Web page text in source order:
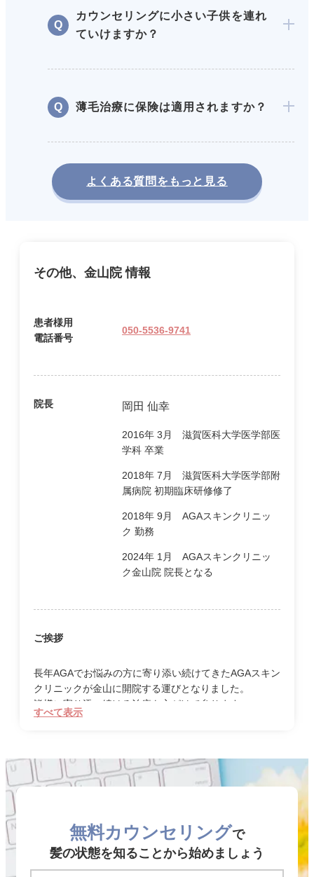
カウンセリングに小さい子供を連れ
ていけますか？
薄毛治療に保険は適用されますか？
よくある質問をもっと見る
その他、金山院 情報
患者様用
電話番号
050-5536-9741
院長 岡田 仙幸
2016年 3月 滋賀医科大学医学部医
学科 卒業
2018年 7月 滋賀医科大学医学部附
属病院 初期臨床研修修了
2018年 9月 AGAスキンクリニッ
ク 勤務
2024年 1月 AGAスキンクリニッ
ク金山院 院長となる
ご挨拶
長年AGAでお悩みの方に寄り添い続けてきたAGAスキン
クリニックが金山に開院する運びとなりました。
皆様に寄り添い続ける治療を心がけて参ります。
2019年にリーブ21が調査した薄毛に関するアンケート
調査(※)によると
「おでこが広くなったと言われた…」
「頭頂部が気になってお辞儀をするのに抵抗がある…」
「親戚に薄毛が多くて自分の将来が不安…」
すべて表示
無料カウンセリングで
髪の状態を知ることから始めましょう